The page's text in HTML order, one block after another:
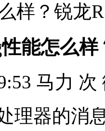
样？锐龙
能怎么
马力 次
理器的消